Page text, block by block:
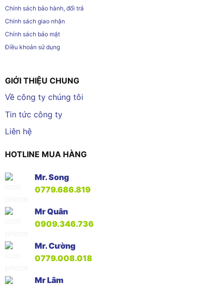
Chính sách bảo hành, đổi trả
Chính sách giao nhận
Chính sách bảo mật
Điều khoản sử dụng
GIỚI THIỆU CHUNG
Về công ty chúng tôi
Tin tức công ty
Liên hệ
HOTLINE MUA HÀNG
Mr. Song
0779.686.819
Mr Quân
0909.346.736
Mr. Cường
0779.008.018
Mr Lâm